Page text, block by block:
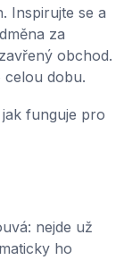
Inspirujte se a
za
obchod.
celou dobu.
funguje pro
nejde už
ho